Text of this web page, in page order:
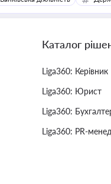
Каталог
Liga360: Керівник
Liga360: Юрист
Liga360:
Liga360: PR-